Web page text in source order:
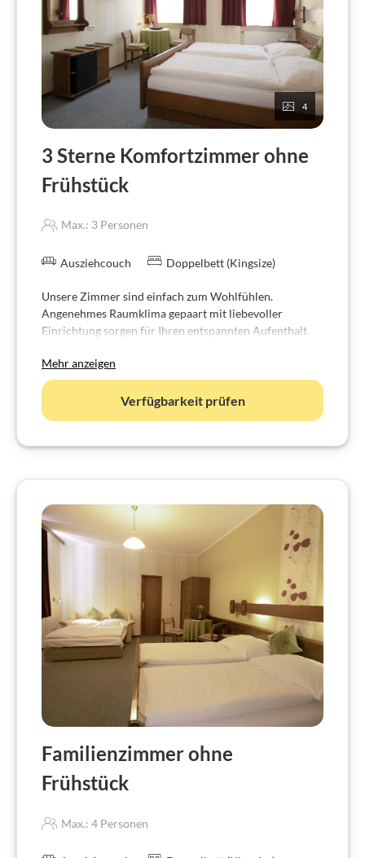
4
3 Sterne Komfortzimmer ohne
Frühstück
Max.: 3 Personen
Ausziehcouch Doppelbett (Kingsize)
Unsere Zimmer sind einfach zum Wohlfühlen.
Angenehmes Raumklima gepaart mit liebevoller
Einrichtung sorgen für Ihren entspannten Aufenthalt.
Badewanne oder Dusche
WC
Kühlschrank
32" - 40" LCD SAT-TV
Mehr anzeigen
Verfügbarkeit prüfen
Familienzimmer ohne
Frühstück
Max.: 4 Personen